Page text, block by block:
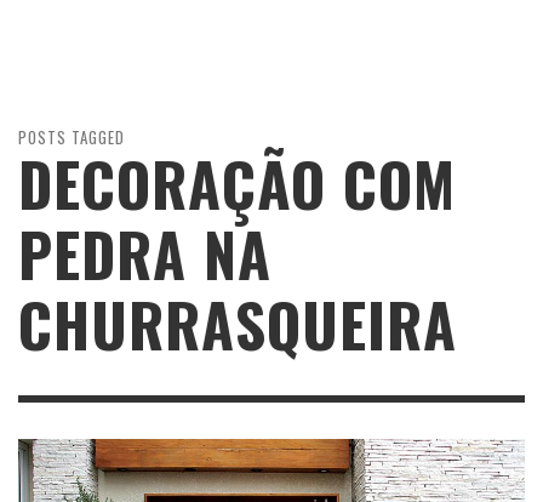
POSTS TAGGED
DECORAÇÃO COM
PEDRA NA
CHURRASQUEIRA